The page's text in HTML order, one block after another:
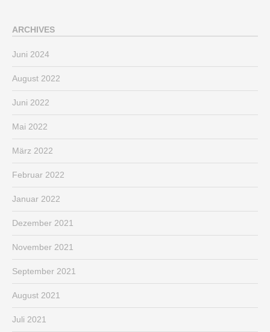
ARCHIVES
Juni 2024
August 2022
Juni 2022
Mai 2022
März 2022
Februar 2022
Januar 2022
Dezember 2021
November 2021
September 2021
August 2021
Juli 2021